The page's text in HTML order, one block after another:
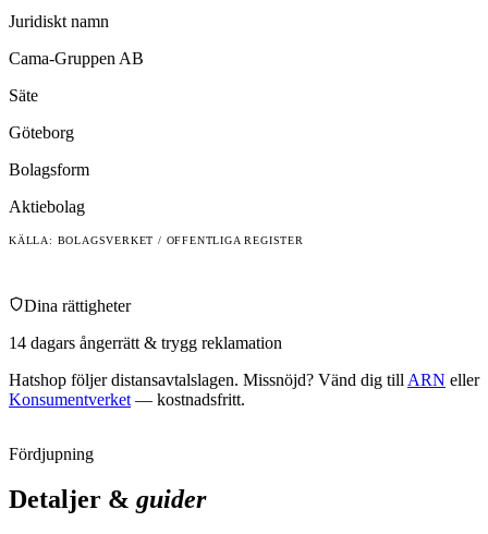
Juridiskt namn
Cama-Gruppen AB
Säte
Göteborg
Bolagsform
Aktiebolag
KÄLLA: BOLAGSVERKET / OFFENTLIGA REGISTER
Dina rättigheter
14 dagars ångerrätt & trygg reklamation
Hatshop följer distansavtalslagen. Missnöjd? Vänd dig till ARN eller
Konsumentverket — kostnadsfritt.
Fördjupning
Detaljer & guider